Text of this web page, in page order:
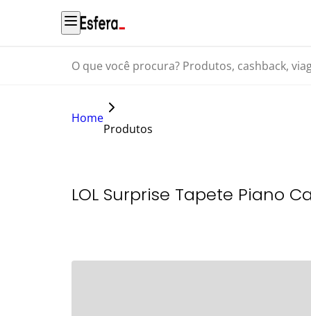
O que você procura? Produtos, cashback, viagens...
Home
Produtos
LOL Surprise Tapete Piano